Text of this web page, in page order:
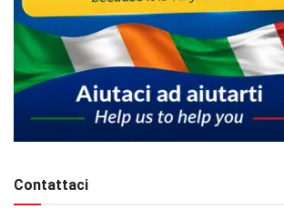
Contattaci